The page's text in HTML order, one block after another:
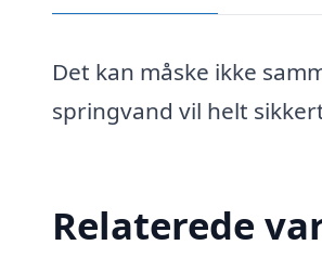
Det kan måske ikke
springvand vil helt
Relaterede